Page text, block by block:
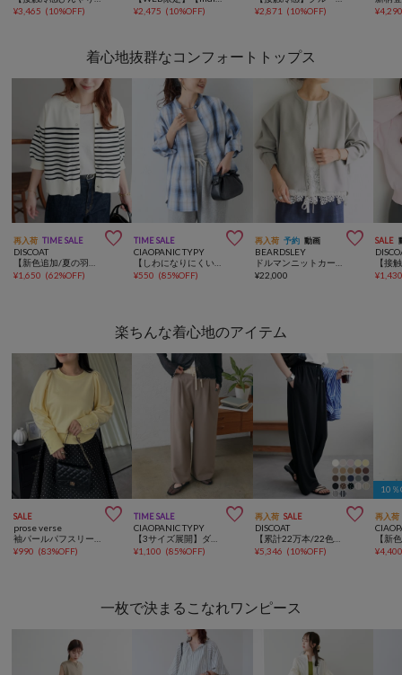
¥3,465 (10%OFF)
¥2,475 (10%OFF)
¥2,871 (10%OFF) ¥
着心地抜群なコンフォートトップス
再入荷 TIME SALE 
DISCOAT
【新色追加/夏の羽織に♪】ライトスポンディッシュ半袖カーディガン《WEB限定》
¥1,650 (62%OFF)
TIME SALE 
CIAOPANIC TYPY
【しわになりにくい】ボリュームスリーブバンドカラーシャツ/ストライプ/チェック
¥550 (85%OFF)
再入荷 予約 動画 
BEARDSLEY
ドルマンニットカーディガン【セットアップ】
¥22,000
SALE
¥
楽ちんな着心地のアイテム
SALE 
prose verse
¥990 (83%OFF)
TIME SALE 
CIAOPANIC TYPY
¥1,100 (85%OFF)
再入荷 SALE 
DISCOAT
¥5,346 (10%OFF)
10％
再入荷
¥
一枚で決まるこなれワンピース